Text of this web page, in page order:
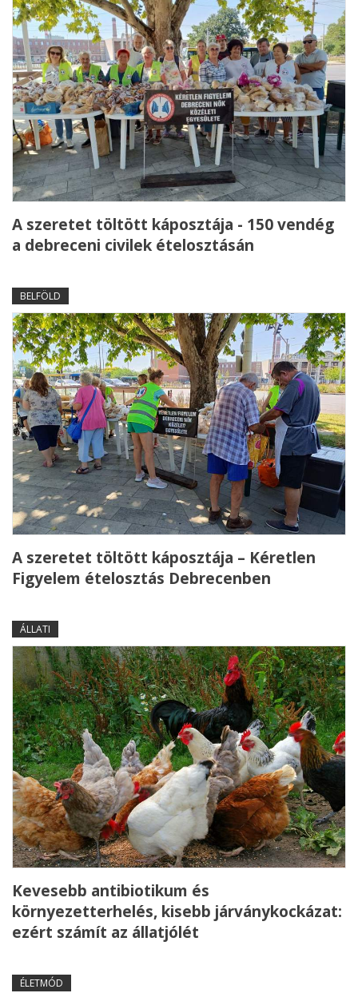
A szeretet töltött káposztája - 150 vendég
a debreceni civilek ételosztásán
BELFÖLD
A szeretet töltött káposztája – Kéretlen
Figyelem ételosztás Debrecenben
ÁLLATI
Kevesebb antibiotikum és
környezetterhelés, kisebb járványkockázat:
ezért számít az állatjólét
ÉLETMÓD